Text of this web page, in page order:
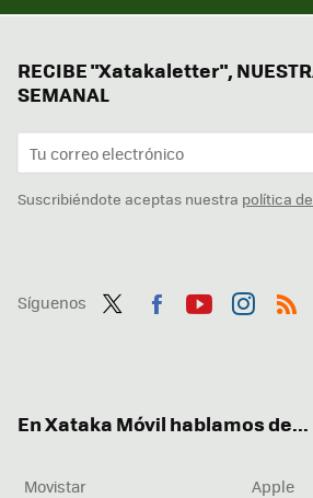
RECIBE "Xatakaletter",
SEMANAL
Suscribiéndote aceptas nuestra política
Síguenos
En Xataka Móvil hablamos de...
Movistar
Apple